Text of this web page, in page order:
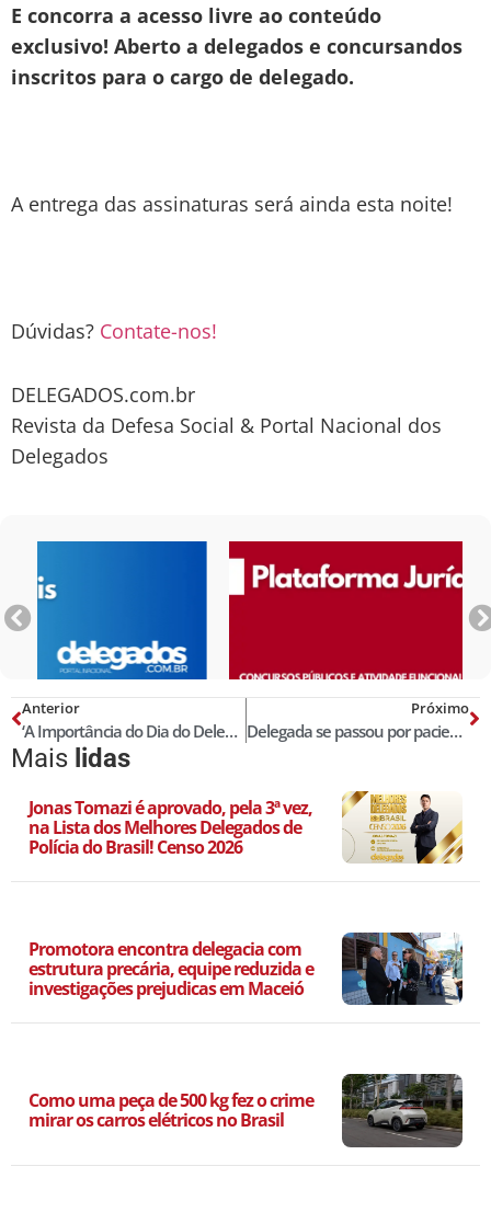
E concorra a acesso livre ao conteúdo
exclusivo! Aberto a delegados e concursandos
inscritos para o cargo de delegado.
A entrega das assinaturas será ainda esta noite!
Dúvidas? Contate-nos!
DELEGADOS.com.br
Revista da Defesa Social & Portal Nacional dos
Delegados
Anterior
‘A Importância do Dia do Delegado de Polícia’, por Mário Leite de Barros Filho
Próximo
Delegada se passou por paciente para prender médico que molestou mulheres
Mais lidas
Jonas Tomazi é aprovado, pela 3ª vez,
na Lista dos Melhores Delegados de
Polícia do Brasil! Censo 2026
Promotora encontra delegacia com
estrutura precária, equipe reduzida e
investigações prejudicas em Maceió
Como uma peça de 500 kg fez o crime
mirar os carros elétricos no Brasil